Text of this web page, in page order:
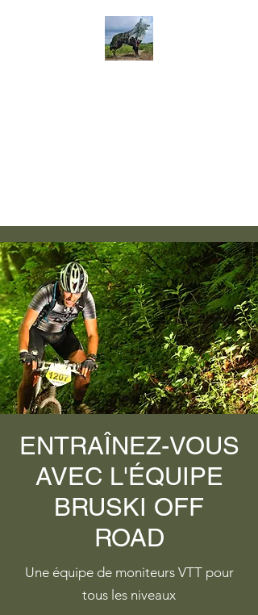
ENTRAÎNEZ-VOUS
AVEC L'ÉQUIPE
BRUSKI OFF
ROAD
Une équipe de moniteurs VTT pour
tous les niveaux